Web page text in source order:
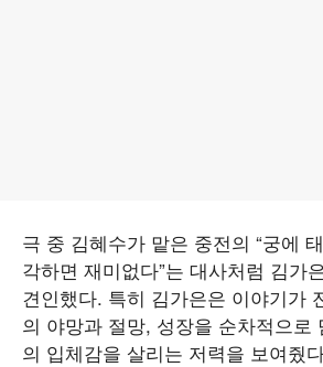
극 중 김혜수가 맡은 중전의 “궁에
각하면 재미없다”는 대사처럼 김가
견인했다. 특히 김가은은 이야기가
의 야망과 절망, 성장을 순차적으로
의 입체감을 살리는 저력을 보여줬